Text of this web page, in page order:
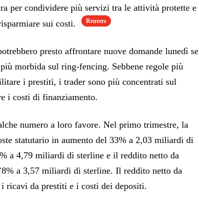
per condividere più servizi tra le attività protette e
sui costi.
Reuters
presto affrontare nuove domande lunedì se
morbida sul ring-fencing. Sebbene regole più
i prestiti, i trader sono più concentrati sul
i costi di finanziamento.
numero a loro favore. Nel primo trimestre, la
statutario in aumento del 33% a 2,03 miliardi di
a 4,79 miliardi di sterline e il reddito netto da
a 3,57 miliardi di sterline. Il reddito netto da
ricavi da prestiti e i costi dei depositi.